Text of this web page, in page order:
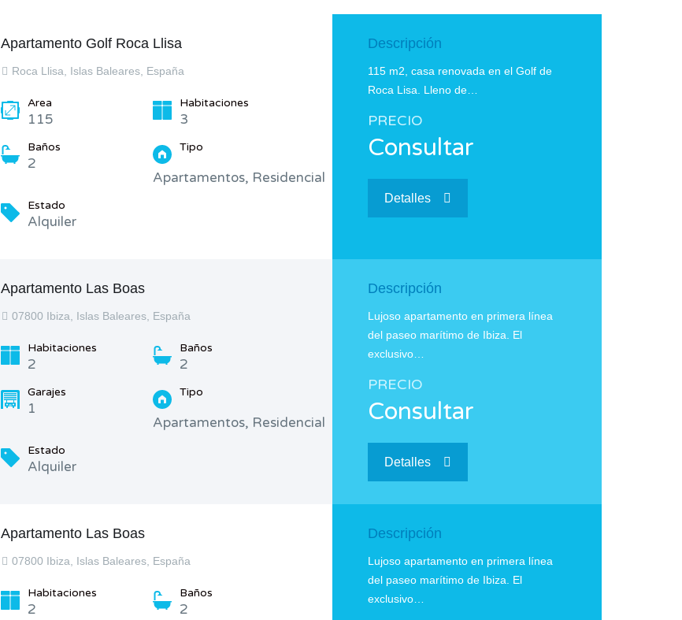
Apartamento Golf Roca Llisa
Roca Llisa, Islas Baleares, España
Area
115
Habitaciones
3
Baños
2
Tipo
Apartamentos, Residencial
Estado
Alquiler
Descripción
115 m2, casa renovada en el Golf de
Roca Lisa. Lleno de…
PRECIO
Consultar
Detalles
Apartamento Las Boas
07800 Ibiza, Islas Baleares, España
Habitaciones
2
Baños
2
Garajes
1
Tipo
Apartamentos, Residencial
Estado
Alquiler
Descripción
Lujoso apartamento en primera línea
del paseo marítimo de Ibiza. El
exclusivo…
PRECIO
Consultar
Detalles
Apartamento Las Boas
07800 Ibiza, Islas Baleares, España
Habitaciones
2
Baños
2
Descripción
Lujoso apartamento en primera línea
del paseo marítimo de Ibiza. El
exclusivo…